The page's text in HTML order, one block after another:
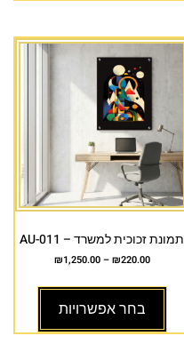
תמונת זכוכית למשרד – AU-011
₪220.00
–
₪1,250.00
בחר אפשרויות